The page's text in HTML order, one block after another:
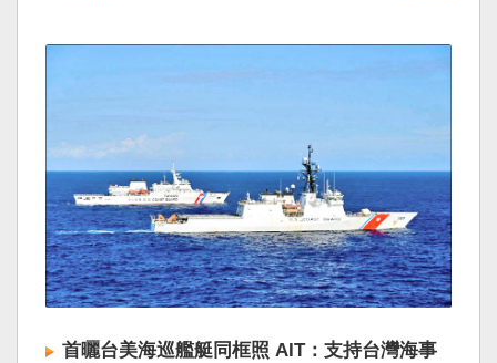
首曬台美海巡艦艇同框照 AIT：支持台灣海事